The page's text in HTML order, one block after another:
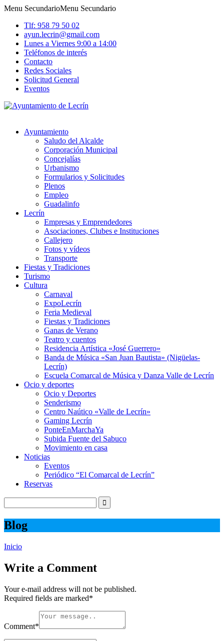
Menu SecundarioMenu Secundario
Tlf: 958 79 50 02
ayun.lecrin@gmail.com
Lunes a Viernes 9:00 a 14:00
Teléfonos de interés
Contacto
Redes Sociales
Solicitud General
Eventos
Ayuntamiento
Saludo del Alcalde
Corporación Municipal
Concejalías
Urbanismo
Formularios y Solicitudes
Plenos
Empleo
Guadalinfo
Lecrín
Empresas y Emprendedores
Asociaciones, Clubes e Instituciones
Callejero
Fotos y vídeos
Transporte
Fiestas y Tradiciones
Turismo
Cultura
Carnaval
ExpoLecrín
Feria Medieval
Fiestas y Tradiciones
Ganas de Verano
Teatro y cuentos
Residencia Artística «José Guerrero»
Banda de Música «San Juan Bautista» (Nigüelas-
Lecrín)
Escuela Comarcal de Música y Danza Valle de Lecrín
Ocio y deportes
Ocio y Deportes
Senderismo
Centro Naútico «Valle de Lecrín»
Gaming Lecrín
PonteEnMarchaYa
Subida Fuente del Sabuco
Movimiento en casa
Noticias
Eventos
Periódico “El Comarcal de Lecrín”
Reservas
Blog
Inicio
Write a Comment
Your e-mail address will not be published.
Required fields are marked*
Comment*